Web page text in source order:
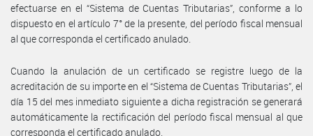
efectuarse en el “Sistema de Cuentas Tributarias”, conforme a lo
dispuesto en el artículo 7° de la presente, del período fiscal mensual
al que corresponda el certificado anulado.
Cuando la anulación de un certificado se registre luego de la
acreditación de su importe en el “Sistema de Cuentas Tributarias”, el
día 15 del mes inmediato siguiente a dicha registración se generará
automáticamente la rectificación del período fiscal mensual al que
corresponda el certificado anulado.